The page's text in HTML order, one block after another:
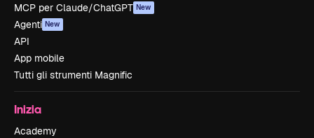
MCP per Claude/ChatGPT New
Agenti New
API
App mobile
Tutti gli strumenti Magnific
Inizia
Academy